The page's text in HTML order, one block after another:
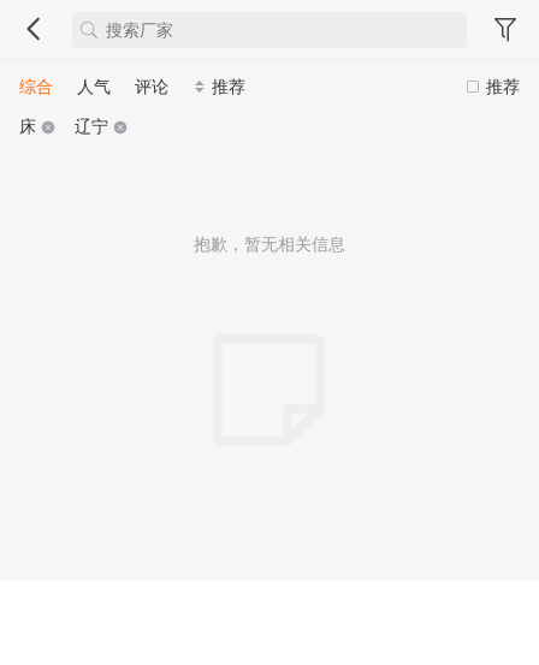
推荐
综合 人气 评论
推荐
床
辽宁
抱歉，暂无相关信息